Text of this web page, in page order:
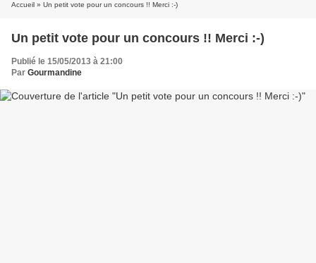
Accueil » Un petit vote pour un concours !! Merci :-)
Un petit vote pour un concours !! Merci :-)
Publié le 15/05/2013 à 21:00
Par Gourmandine